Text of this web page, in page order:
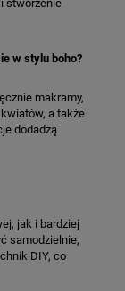
stworzenie
w stylu boho?
makramy,
a także
dodadzą
jak i bardziej
samodzielnie,
DIY, co